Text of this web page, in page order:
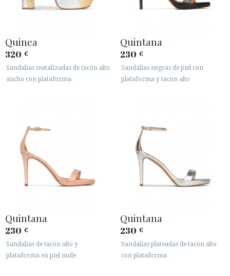
Quinea
320 €
Sandalias metalizadas de tacón alto
ancho con plataforma
Quintana
230 €
Sandalias negras de piel con
plataforma y tacón alto
Quintana
230 €
Sandalias de tacón alto y
plataforma en piel nude
Quintana
230 €
Sandalias plateadas de tacón alto
con plataforma